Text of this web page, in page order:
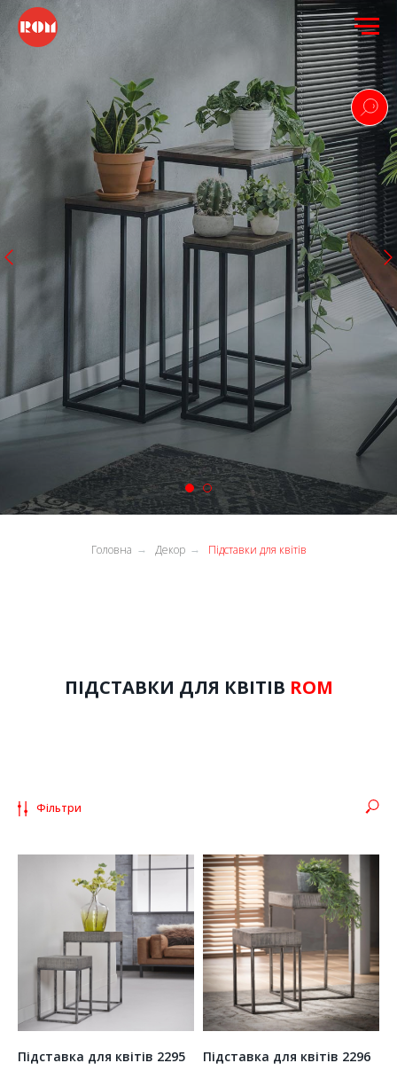
декоративних виробів від європейської компанії
Головна → Декор → Підставки для квітів
ПІДСТАВКИ ДЛЯ КВІТІВ ROM
Фільтри
Підставка для квітів 2295 Підставка для квітів 2296